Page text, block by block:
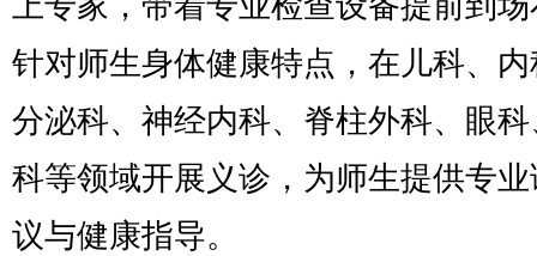
针对师生身体健康特点，在儿科、
分泌科、神经内科、脊柱外科、眼
科等领域开展义诊，为师生提供专
议与健康指导。